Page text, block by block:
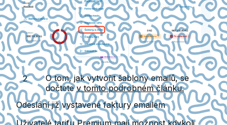
O tom, jak vytvořit šablony emailů, se
dočtetev tomto podrobném článku.
Odeslání již vystavené faktury emailem